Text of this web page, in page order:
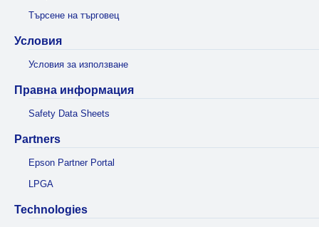
Търсене на търговец
Условия
Условия за използване
Правна информация
Safety Data Sheets
Partners
Epson Partner Portal
LPGA
Technologies